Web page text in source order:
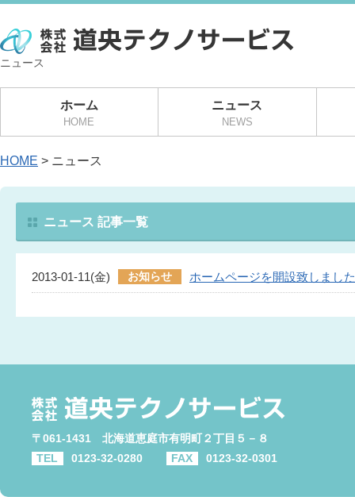
ニュース
ホーム
HOME
ニュース
NEWS
HOME > ニュース
ニュース 記事一覧
2013-01-11(金) お知らせ ホームページを開設致しまし
〒061-1431 北海道恵庭市有明町２丁目５－８
TEL
0123-32-0280 FAX 0123-32-0301